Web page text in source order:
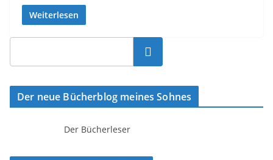
Weiterlesen
Suchen
Der neue Bücherblog meines Sohnes
Der Bücherleser